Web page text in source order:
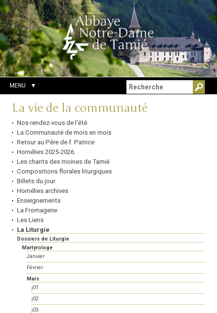
Aller
au
contenu.
|
Aller
à
la
navigation
Outils
personnels
Chercher par
Recherche
avancée…
MENU
Navigation
La vie de la communauté
Nos rendez-vous de l'été
La Communauté de mois en mois
Retour au Père de f. Patrice
Homélies 2025-2026
Les chants des moines de Tamié
Compositions florales liturgiques
Billets du jour
Homélies archives
Enseignements
La Fromagerie
Les Liens
La Liturgie
Dossiers de Liturgie
Martyrologe
Janvier
Février
Mars
j01
j02
j03